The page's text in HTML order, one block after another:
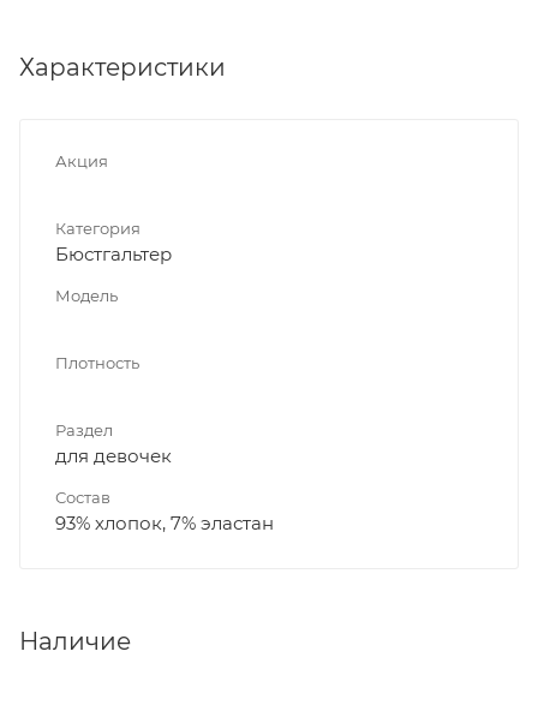
Характеристики
Акция
Категория
Бюстгальтер
Модель
Плотность
Раздел
для девочек
Состав
93% хлопок, 7% эластан
Наличие